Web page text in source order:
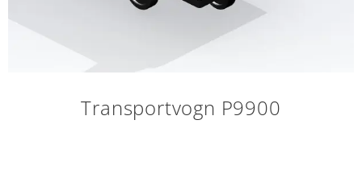
Transportvogn P9900